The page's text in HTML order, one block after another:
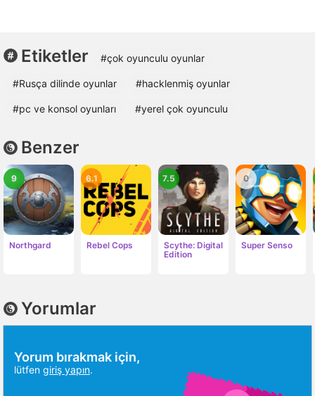
Etiketler #çok oyunculu oyunlar
#Rusça dilinde oyunlar #hacklenmiş oyunlar
#pc ve konsol oyunları #yerel çok oyunculu
Benzer
Northgard
9
Rebel Cops
6.1
Scythe: Digital
Edition
7.5
Super Senso
0
Yorumlar
Yorum bırakmak için,
lütfen giriş yapın.